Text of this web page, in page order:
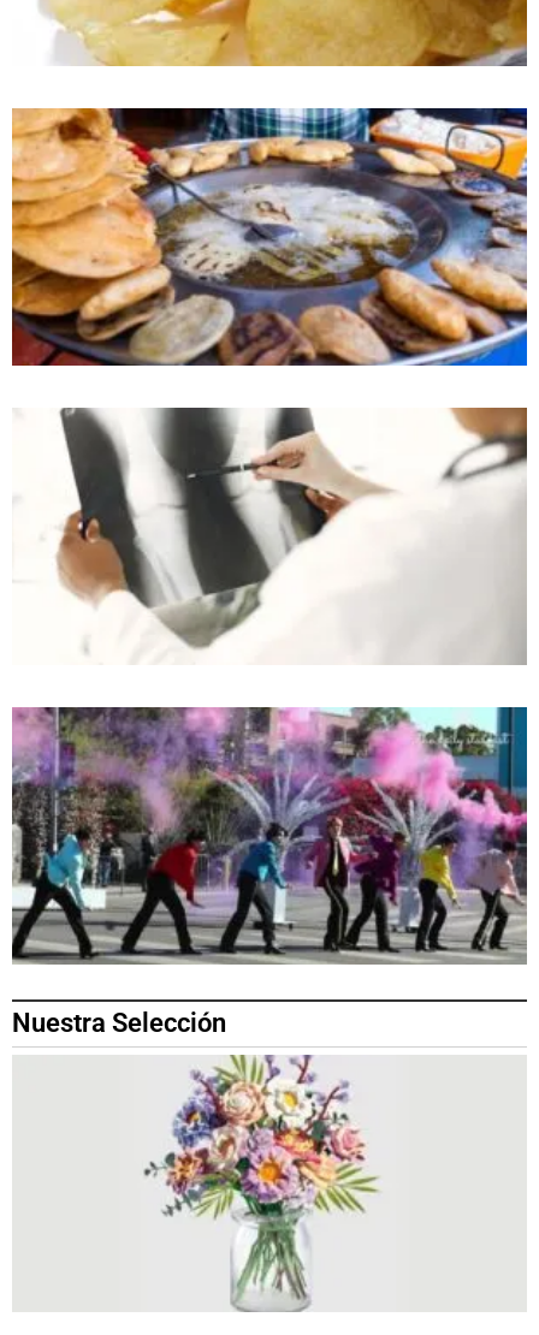
Nuestra Selección